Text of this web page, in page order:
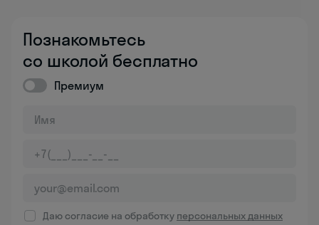
Познакомьтесь
со школой бесплатно
Премиум
Даю согласие на обработку персональных данных